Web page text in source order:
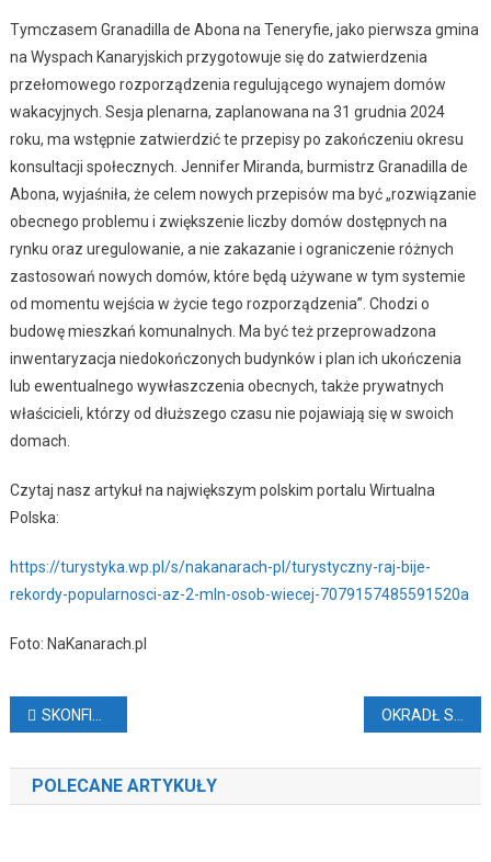
Tymczasem Granadilla de Abona na Teneryfie, jako pierwsza gmina
na Wyspach Kanaryjskich przygotowuje się do zatwierdzenia
przełomowego rozporządzenia regulującego wynajem domów
wakacyjnych. Sesja plenarna, zaplanowana na 31 grudnia 2024
roku, ma wstępnie zatwierdzić te przepisy po zakończeniu okresu
konsultacji społecznych. Jennifer Miranda, burmistrz Granadilla de
Abona, wyjaśniła, że celem nowych przepisów ma być „rozwiązanie
obecnego problemu i zwiększenie liczby domów dostępnych na
rynku oraz uregulowanie, a nie zakazanie i ograniczenie różnych
zastosowań nowych domów, które będą używane w tym systemie
od momentu wejścia w życie tego rozporządzenia”. Chodzi o
budowę mieszkań komunalnych. Ma być też przeprowadzona
inwentaryzacja niedokończonych budynków i plan ich ukończenia
lub ewentualnego wywłaszczenia obecnych, także prywatnych
właścicieli, którzy od dłuższego czasu nie pojawiają się w swoich
domach.
Czytaj nasz artykuł na największym polskim portalu Wirtualna
Polska:
https://turystyka.wp.pl/s/nakanarach-pl/turystyczny-raj-bije-
rekordy-popularnosci-az-2-mln-osob-wiecej-7079157485591520a
Foto: NaKanarach.pl
Nawigacja
wpisu
SKONFISKOWALI POJAZDY
POLECANE ARTYKUŁY